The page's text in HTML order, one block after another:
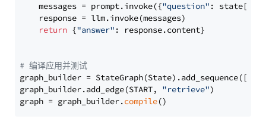
    messages = prompt.invoke({
"question" : state[
    response = llm.invoke(messages)
return {"answer" : response.content}
# 编译应用并测试
graph_builder =
graph_builder.add_edge(START, "retrieve")
graph = graph_builder.compile